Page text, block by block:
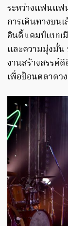
ระหว่างแฟนแฟ
การเดินทางบน
อินดี้แคมป์แบบมื
และความมุ่งมั่น
งานสร้างสรรค์
เพื่อป้อนตลาดว